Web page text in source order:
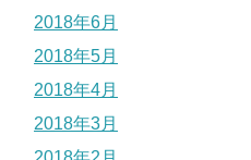
2018年6月
2018年5月
2018年4月
2018年3月